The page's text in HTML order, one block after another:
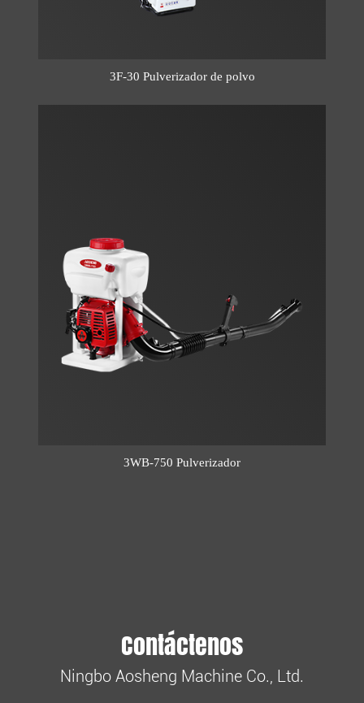
3F-30 Pulverizador de polvo
3WB-750 Pulverizador
Contáctenos
Ningbo Aosheng Machine Co., Ltd.